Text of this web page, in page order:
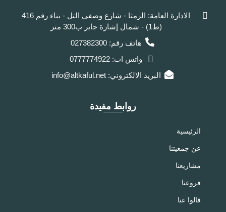
الادارة العامة: الرمثا - شارع وصفي التل - بناء رقم 416
(ط1) - شمال إشارة جابر ب300 متر
هاتف رقم: 027382300
واتس اب: 0777774922
البريد الالكتروني: info@altkaful.net
روابط مفيدة
الرئيسية
عن جمعيتنا
مشاريعنا
فروعنا
قالوا عنا